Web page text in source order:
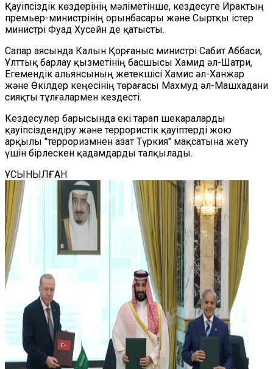
Қауіпсіздік көздерінің мәліметінше, кездесуге Ирактың
премьер-министрінің орынбасары және Сыртқы істер
министрі Фуад Хусейн де қатысты.
Сапар аясында Калын Қорғаныс министрі Сабит Аббаси,
Ұлттық барлау қызметінің басшысы Хамид әл-Шатри,
Егемендік альянсының жетекшісі Хамис әл-Ханжар
және Өкілдер кеңесінің төрағасы Махмуд әл-Машхадани
сияқты тұлғалармен кездесті.
Кездесулер барысында екі тарап шекараларды
қауіпсіздендіру және террористік қауіптерді жою
арқылы "терроризмнен азат Түркия" мақсатына жету
үшін бірлескен қадамдарды талқылады.
ҰСЫНЫЛҒАН